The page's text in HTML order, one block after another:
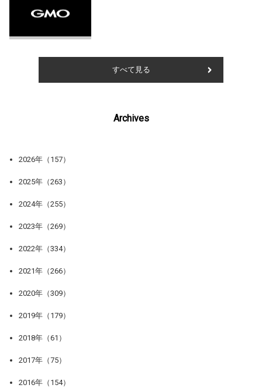
すべて見る
Archives
2026年（157）
2025年（263）
2024年（255）
2023年（269）
2022年（334）
2021年（266）
2020年（309）
2019年（179）
2018年（61）
2017年（75）
2016年（154）